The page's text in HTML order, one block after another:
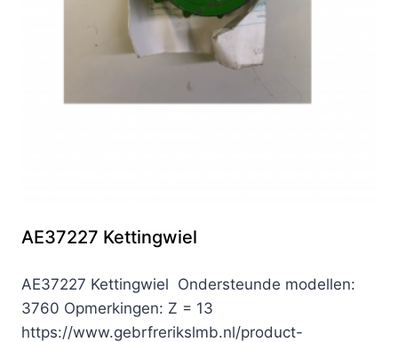
AE37227 Kettingwiel
AE37227 Kettingwiel Ondersteunde modellen:
3760 Opmerkingen: Z = 13
https://www.gebrfrerikslmb.nl/product-